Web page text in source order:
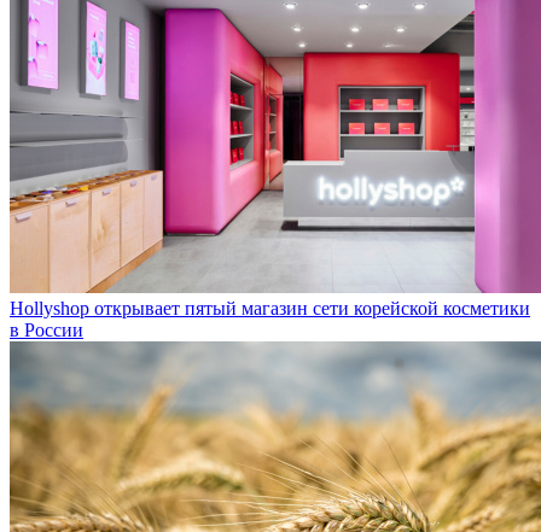
Hollyshop открывает пятый магазин сети корейской косметики
в России